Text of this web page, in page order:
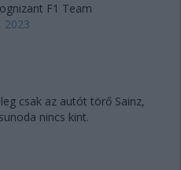
F1 Team
2023
csak az autót törő Sainz,
nincs kint.